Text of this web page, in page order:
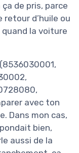
de pris, parce
d’huile ou
la voiture
avec ton
Dans mon cas,
bien,
aussi de la